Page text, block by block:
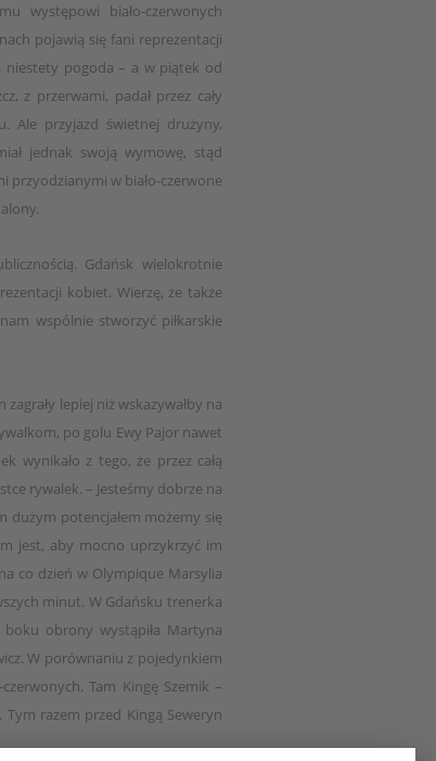
występowi biało-czerwonych
pojawią się fani reprezentacji
niestety pogoda – a w piątek od
z przerwami, padał przez cały
Ale przyjazd świetnej drużyny,
jednak swoją wymowę, stąd
przyodzianymi w biało-czerwone
Gdańsk wielokrotnie
kobiet. Wierzę, że także
wspólnie stworzyć piłkarskie
lepiej niż wskazywałby na
po golu Ewy Pajor nawet
wynikało z tego, że przez całą
rywalek. – Jesteśmy dobrze na
dużym potencjałem możemy się
jest, aby mocno uprzykrzyć im
co dzień w Olympique Marsylia
minut. W Gdańsku trenerka
obrony wystąpiła Martyna
W porównaniu z pojedynkiem
Tam Kingę Szemik –
razem przed Kingą Seweryn